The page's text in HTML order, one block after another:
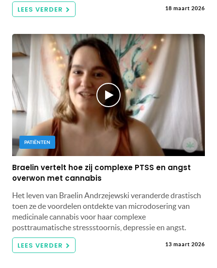
LEES VERDER 18 maart 2026
PATIËNTEN
Braelin vertelt hoe zij complexe PTSS en angst
overwon met cannabis
Het leven van Braelin Andrzejewski veranderde drastisch
toen ze de voordelen ontdekte van microdosering van
medicinale cannabis voor haar complexe
posttraumatische stressstoornis, depressie en angst.
LEES VERDER 13 maart 2026